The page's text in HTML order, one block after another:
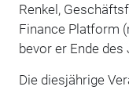
Renkel,
Finance Platform
bevor er Ende des
Die diesjährige